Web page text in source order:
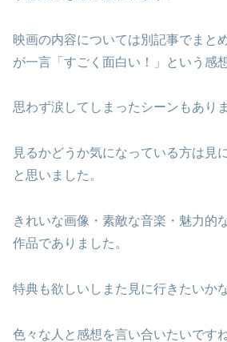
映画の内容については別記事でまと
が一言「すごく面白い！」という感
思わず涙してしまったシーンもあり
見るかどうか気になっている方は見
と思いました。
きれいな画像・素敵な音楽・魅力的
作品でありました。
特典も欲しいしまた見に行きたいか
色々な人と感想を言い合いたいです